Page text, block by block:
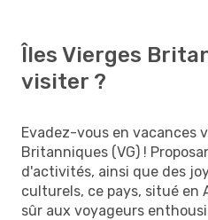
Îles Vierges
visiter ?
Evadez-vous en vacances
Britanniques (VG) !
d'activités, ainsi que des
culturels, ce pays, situé en
sûr aux voyageurs